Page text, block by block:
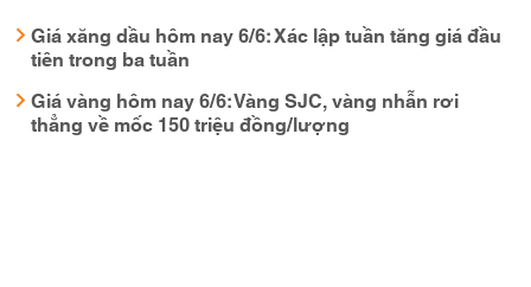
Giá xăng dầu hôm nay 6/6: Xác lập tuần tăng giá đầu
tiên trong ba tuần
Giá vàng hôm nay 6/6: Vàng SJC, vàng nhẫn rơi
thẳng về mốc 150 triệu đồng/lượng